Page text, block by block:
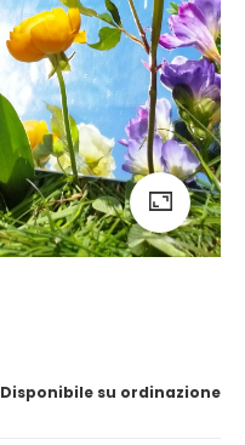
Disponibile su ordinazione